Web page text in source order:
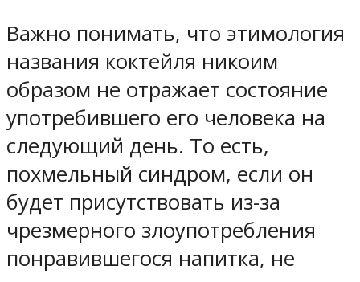
Важно понимать, что этимология
названия коктейля никоим
образом не отражает состояние
употребившего его человека на
следующий день. То есть,
похмельный синдром, если он
будет присутствовать из-за
чрезмерного злоупотребления
понравившегося напитка, не